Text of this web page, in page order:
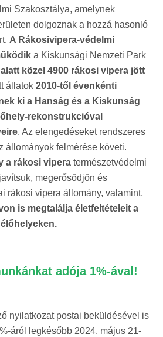
Szakosztálya, amelynek
dolgoznak a hozzá hasonló
A Rákosivipera-védelmi
a Kiskunsági Nemzeti Park
közel 4900 rákosi vipera jött
állatok 2010-től évenkénti
ki a Hanság és a Kiskunság
rekonstrukcióval
. Az elengedéseket rendszeres
állományok felmérése követi.
a rákosi vipera természetvédelmi
megerősödjön és
rákosi vipera állomány, valamint,
is megtalálja életfeltételeit a
adója 1%-ával!
nyilatkozat postai beküldésével is
áról legkésőbb 2024. május 21-